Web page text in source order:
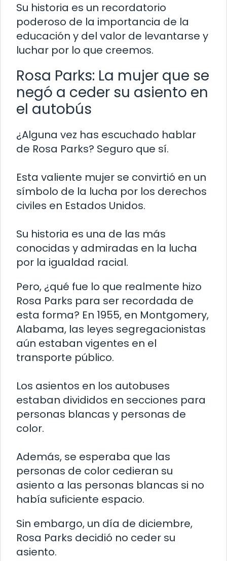
Su historia es un recordatorio
poderoso de la importancia de la
educación y del valor de levantarse y
luchar por lo que creemos.
Rosa Parks: La mujer que se
negó a ceder su asiento en
el autobús
¿Alguna vez has escuchado hablar
de Rosa Parks? Seguro que sí.
Esta valiente mujer se convirtió en un
símbolo de la lucha por los derechos
civiles en Estados Unidos.
Su historia es una de las más
conocidas y admiradas en la lucha
por la igualdad racial.
Pero, ¿qué fue lo que realmente hizo
Rosa Parks para ser recordada de
esta forma? En 1955, en Montgomery,
Alabama, las leyes segregacionistas
aún estaban vigentes en el
transporte público.
Los asientos en los autobuses
estaban divididos en secciones para
personas blancas y personas de
color.
Además, se esperaba que las
personas de color cedieran su
asiento a las personas blancas si no
había suficiente espacio.
Sin embargo, un día de diciembre,
Rosa Parks decidió no ceder su
asiento.